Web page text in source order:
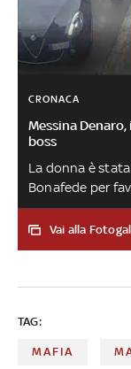
CRONACA
Messina
boss
La donna è
Bonafede per
trapanese. A
un biglietto con
Vai alla
TAG:
MAFIA